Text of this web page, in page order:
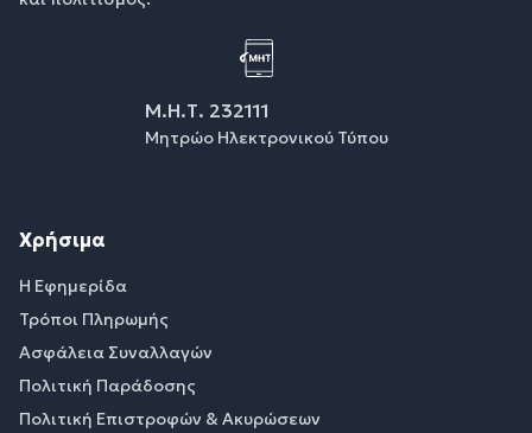
Μ.Η.Τ. 232111
Μητρώο Ηλεκτρονικού Τύπου
Χρήσιμα
Η Εφημερίδα
Τρόποι Πληρωμής
Ασφάλεια Συναλλαγών
Πολιτική Παράδοσης
Πολιτική Επιστροφών & Ακυρώσεων